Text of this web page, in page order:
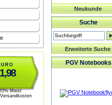
Mwst
Neukunde
Suche
Erweiterte Suche
PGV Notebooks